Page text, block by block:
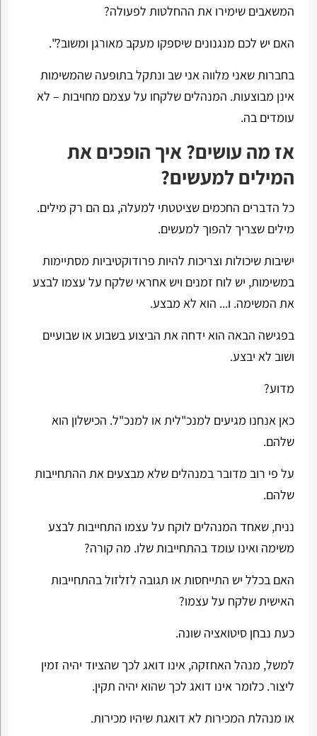
המשאבים שימירו את ההחלטות לפעולה?
האם יש לכם מנגנונים שיספקו מעקב מאורגן ומשוב?".
בחברות שאני מלווה אני שב ונתקל בתופעה שהמשימות
אינן מבוצעות. המנהלים שלקחו על עצמם מחויבות – לא
עומדים בה.
אז מה עושים? איך הופכים את
המילים למעשים?
כל הדברים החכמים שציטטתי למעלה, גם הם רק מילים.
מילים שצריך להפוך למעשים.
ישיבות שיכולות וצריכות להיות פרודוקטיביות מסתיימות
במשימות, יש לוח זמנים ויש אחראי שלקח על עצמו לבצע
את המשימה. ו... הוא לא מבצע.
בפגישה הבאה הוא ידחה את הביצוע בשבוע או שבועיים
ושוב לא יבצע.
מדוע?
כאן אנחנו מגיעים למנכ"לית או למנכ"ל. הכישלון הוא
שלהם.
על פי רוב מדובר במנהלים שלא מבצעים את ההתחייבות
שלהם.
נניח, שאחד המנהלים לוקח על עצמו התחייבות לבצע
משימה ואינו עומד בהתחייבות שלו. מה קורה?
האם בכלל יש התייחסות או תגובה לזלזול בהתחייבות
האישית שלקח על עצמו?
כעת נבחן סיטואציה שונה.
למשל, מנהל האחזקה, אינו דואג לכך שהציוד יהיה זמין
ליצור. כלומר אינו דואג לכך שהוא יהיה תקין.
או מנהלת המכירות לא דואגת שיהיו מכירות.